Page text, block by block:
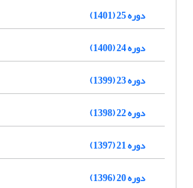
دوره 25 (1401)
دوره 24 (1400)
دوره 23 (1399)
دوره 22 (1398)
دوره 21 (1397)
دوره 20 (1396)